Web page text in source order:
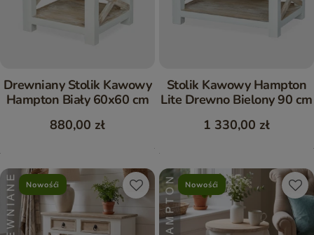
Drewniany Stolik Kawowy
Hampton Biały 60x60 cm
880,00 zł
Stolik Kawowy Hampton
Lite Drewno Bielony 90 cm
1 330,00 zł
Nowośći Nowośći